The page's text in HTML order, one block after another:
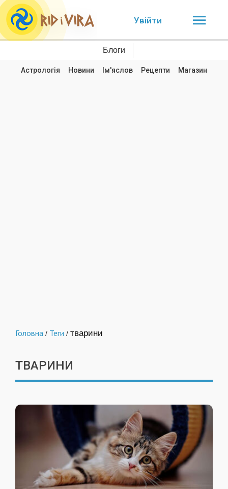
Увійти
Блоги
Астрологія Новини Ім'яслов Рецепти Магазин
Головна / Теги / тварини
ТВАРИНИ